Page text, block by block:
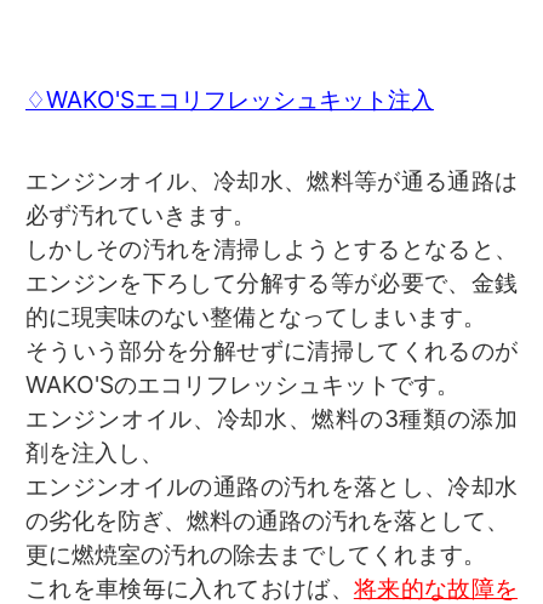
♢WAKO'Sエコリフレッシュキット注入
エンジンオイル、冷却水、燃料等が通る通路は
必ず汚れていきます。
しかしその汚れを清掃しようとするとなると、
エンジンを下ろして分解する等が必要で、金銭
的に現実味のない整備となってしまいます。
そういう部分を分解せずに清掃してくれるのが
WAKO'Sのエコリフレッシュキットです。
エンジンオイル、冷却水、燃料の3種類の添加
剤を注入し、
エンジンオイルの通路の汚れを落とし、冷却水
の劣化を防ぎ、燃料の通路の汚れを落として、
更に燃焼室の汚れの除去までしてくれます。
これを車検毎に入れておけば、 将来的な故障を